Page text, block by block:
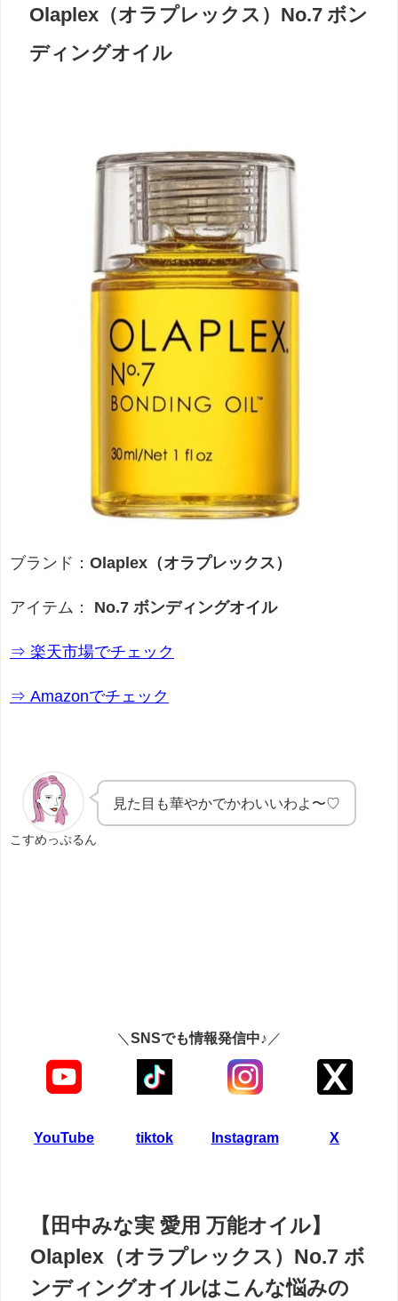
Olaplex（オラプレックス）No.7 ボン
ディングオイル
ブランド： Olaplex（オラプレックス）
アイテム： No.7 ボンディングオイル
⇒ 楽天市場でチェック
⇒ Amazonでチェック
こすめっぷるん
見た目も華やかでかわいいわよ〜♡
＼ SNSでも情報発信中♪ ／
YouTube tiktok Instagram X
【田中みな実 愛用 万能オイル】
Olaplex（オラプレックス）No.7 ボ
ンディングオイルはこんな悩みの